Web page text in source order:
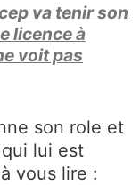
va tenir son
licence à
voit pas
son role et
lui est
vous lire :